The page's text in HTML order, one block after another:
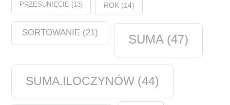
PRZESUNIĘCIE (13) ROK (14)
SORTOWANIE(21) SUMA(47)
SUMA.ILOCZYNÓW (44)